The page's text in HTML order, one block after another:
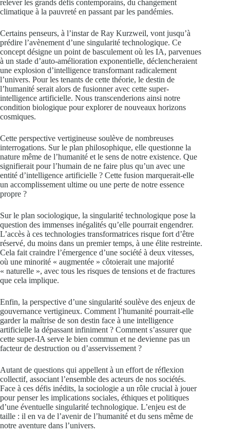
relever les grands défis contemporains, du changement
climatique à la pauvreté en passant par les pandémies.
Certains penseurs, à l’instar de Ray Kurzweil, vont jusqu’à
prédire l’avènement d’une singularité technologique. Ce
concept désigne un point de basculement où les IA, parvenues
à un stade d’auto-amélioration exponentielle, déclencheraient
une explosion d’intelligence transformant radicalement
l’univers. Pour les tenants de cette théorie, le destin de
l’humanité serait alors de fusionner avec cette super-
intelligence artificielle. Nous transcenderions ainsi notre
condition biologique pour explorer de nouveaux horizons
cosmiques.
Cette perspective vertigineuse soulève de nombreuses
interrogations. Sur le plan philosophique, elle questionne la
nature même de l’humanité et le sens de notre existence. Que
signifierait pour l’humain de ne faire plus qu’un avec une
entité d’intelligence artificielle ? Cette fusion marquerait-elle
un accomplissement ultime ou une perte de notre essence
propre ?
Sur le plan sociologique, la singularité technologique pose la
question des immenses inégalités qu’elle pourrait engendrer.
L’accès à ces technologies transformatrices risque fort d’être
réservé, du moins dans un premier temps, à une élite restreinte.
Cela fait craindre l’émergence d’une société à deux vitesses,
où une minorité « augmentée » côtoierait une majorité
« naturelle », avec tous les risques de tensions et de fractures
que cela implique.
Enfin, la perspective d’une singularité soulève des enjeux de
gouvernance vertigineux. Comment l’humanité pourrait-elle
garder la maîtrise de son destin face à une intelligence
artificielle la dépassant infiniment ? Comment s’assurer que
cette super-IA serve le bien commun et ne devienne pas un
facteur de destruction ou d’asservissement ?
Autant de questions qui appellent à un effort de réflexion
collectif, associant l’ensemble des acteurs de nos sociétés.
Face à ces défis inédits, la sociologie a un rôle crucial à jouer
pour penser les implications sociales, éthiques et politiques
d’une éventuelle singularité technologique. L’enjeu est de
taille : il en va de l’avenir de l’humanité et du sens même de
notre aventure dans l’univers.